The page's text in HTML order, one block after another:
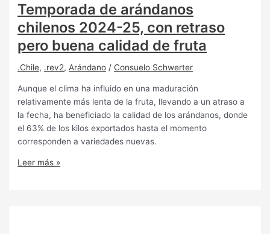
Temporada de arándanos
chilenos 2024-25, con retraso
pero buena calidad de fruta
.Chile, .rev2, Arándano / Consuelo Schwerter
Aunque el clima ha influido en una maduración
relativamente más lenta de la fruta, llevando a un atraso a
la fecha, ha beneficiado la calidad de los arándanos, donde
el 63% de los kilos exportados hasta el momento
corresponden a variedades nuevas.
Leer más »